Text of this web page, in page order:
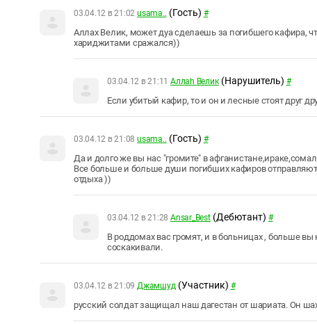
03.04.12 в 21:02 usama.. (Гость) #
Аллах Велик, может дуа сделаешь за погибшего кафира,
хариджитами сражался))
03.04.12 в 21:11 Аллаh Велик (Нарушитель) #
Если убитый кафир, то и он и лесные стоят друг
03.04.12 в 21:08 usama.. (Гость) #
Да и долго же вы нас "громите" в
Все больше и больше души погибших кафиров
отдыха ))
03.04.12 в 21:28 Ansar_Best (Дебютант) #
В роддомах вас громят, и в больницах , больше
соскакивали.
03.04.12 в 21:09 Джамшуд (Участник) #
русский солдат защищал наш дагестан от шариата. Он